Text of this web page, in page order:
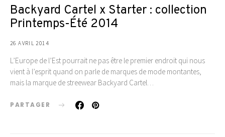
Backyard Cartel x Starter : collection
Printemps-Été 2014
26 AVRIL 2014
L’Europe de l’Est pourrait ne pas être le premier endroit qui nous
vient à l’esprit quand on parle de marques de mode montantes,
mais la marque de streewear Backyard Cartel…
PARTAGER